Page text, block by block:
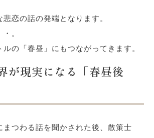
恋の話の発端となります。
。
の「春昼」にもつながってきます。
が現実になる「春昼後
まつわる話を聞かされた後、散策士